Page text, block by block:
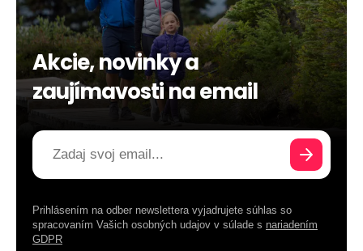
Akcie, novinky a
zaujímavosti na email
Prihlásením na odber newslettera vyjadrujete súhlas so
spracovaním Vašich osobných udajov v súlade s nariadením
GDPR